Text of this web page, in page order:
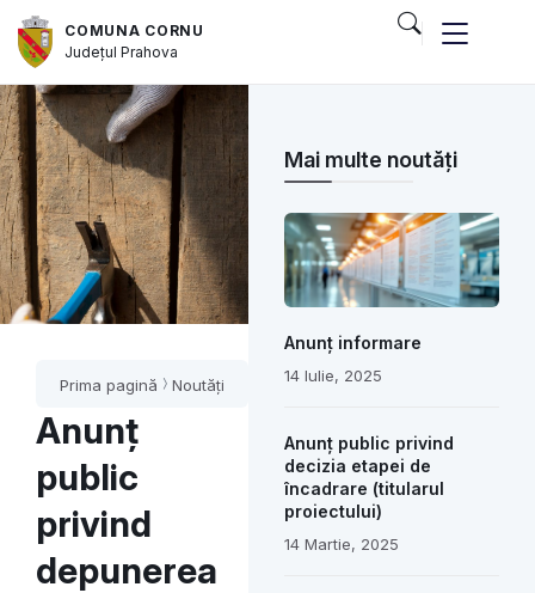
COMUNA CORNU
JudețulPrahova
Prima pagină Noutăți
Anunț
public
privind
depunerea
Mai multe noutăți
Anunț informare
14 Iulie, 2025
Anunț public privind
decizia etapei de
încadrare (titularul
proiectului)
14 Martie, 2025